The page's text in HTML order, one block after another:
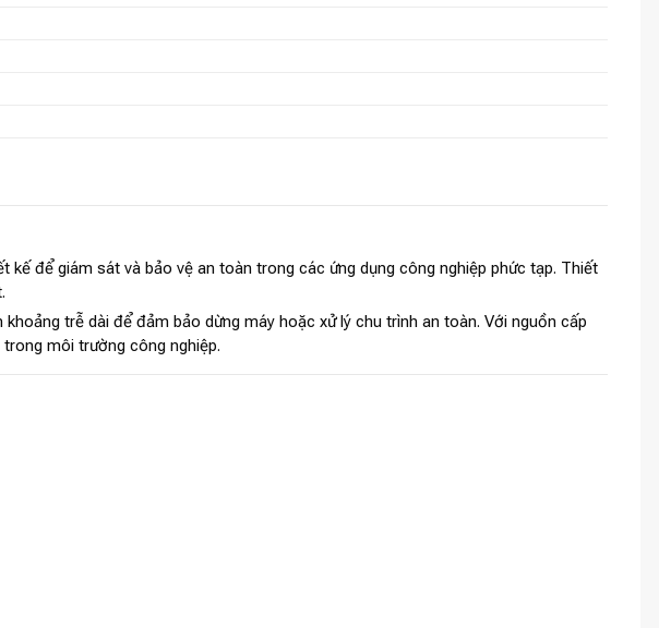
kế để giám sát và bảo vệ an toàn trong các ứng dụng công nghiệp phức tạp. Thiết
trễ dài để đảm bảo dừng máy hoặc xử lý chu trình an toàn. Với nguồn cấp
môi trường công nghiệp.